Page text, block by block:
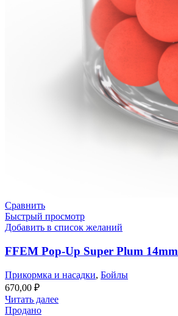
Сравнить
Быстрый просмотр
Добавить в список желаний
FFEM Pop-Up Super Plum 14mm
Прикормка и насадки, Бойлы
670,00 ₽
Читать далее
Продано